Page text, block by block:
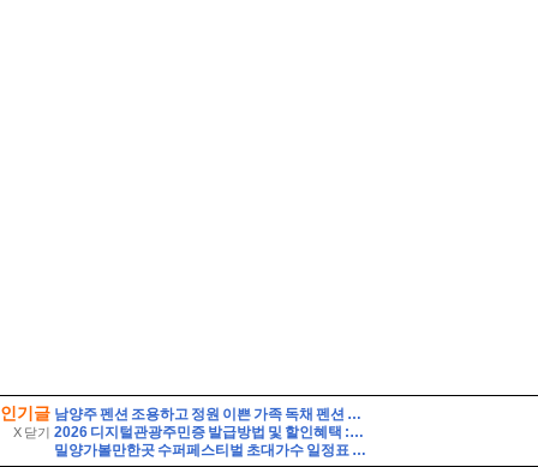
인기글
X 닫기
남양주 펜션 조용하고 정원 이쁜 가족 독채 펜션 해드림 단체 펜션 추천
2026 디지털관광주민증 발급방법 및 할인혜택 :: 영동 가성비 여행 (영동 와인터널 및 레인보우 힐링센터 입장료 할인 등)
밀양가볼만한곳 수퍼페스티벌 초대가수 일정표 셔틀버스 주차장 여행